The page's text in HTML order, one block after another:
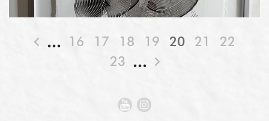
16 17 18 19 20 21
22
23